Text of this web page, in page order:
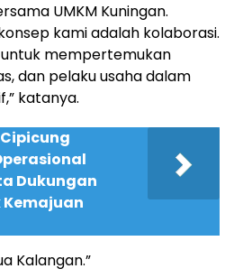
UMKM Kuningan.
kami adalah kolaborasi.
mempertemukan
dan pelaku usaha dalam
katanya.
Dukungan
Kalangan.”